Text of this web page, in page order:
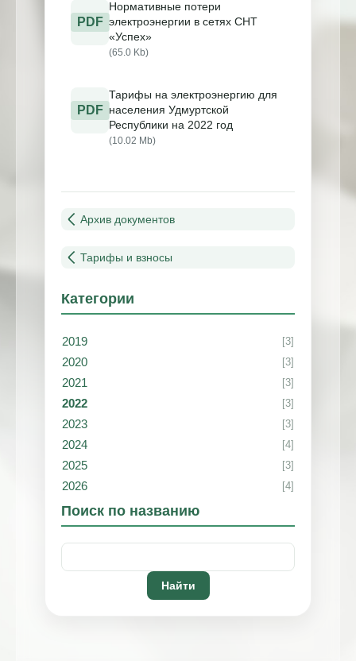
PDF
Нормативные потери
электроэнергии в сетях СНТ
«Успех»
(65.0 Kb)
PDF
Тарифы на электроэнергию для
населения Удмуртской
Республики на 2022 год
(10.02 Mb)
Архив документов
Тарифы и взносы
Категории
2019 [3]
2020 [3]
2021 [3]
2022 [3]
2023 [3]
2024 [4]
2025 [3]
2026 [4]
Поиск по названию